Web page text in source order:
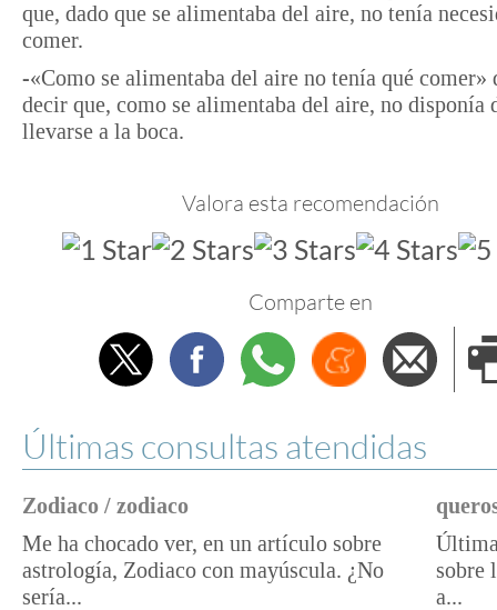
que, dado que se alimentaba del aire, no tenía
comer.
-«Como se alimentaba del aire no tenía qué comer»
decir que, como se alimentaba del aire, no disponía
llevarse a la boca.
Valora esta recomendación
Comparte en
TwitterFacebookWhatsappMenéame
Últimas consultas atendidas
Zodiaco / zodiaco
Me ha chocado ver, en un artículo sobre
astrología, Zodiaco con mayúscula. ¿No
sería...
sobre
a...